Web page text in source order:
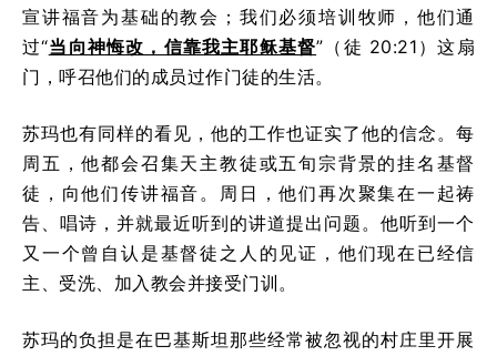
宣讲福音为基础的教会；我们必须培训牧师，他们通
过“当向神悔改，信靠我主耶稣基督”（徒 20:21）这扇
门，呼召他们的成员过作门徒的生活。
苏玛也有同样的看见，他的工作也证实了他的信念。每
周五，他都会召集天主教徒或五旬宗背景的挂名基督
徒，向他们传讲福音。周日，他们再次聚集在一起祷
告、唱诗，并就最近听到的讲道提出问题。他听到一个
又一个曾自认是基督徒之人的见证，他们现在已经信
主、受洗、加入教会并接受门训。
苏玛的负担是在巴基斯坦那些经常被忽视的村庄里开展